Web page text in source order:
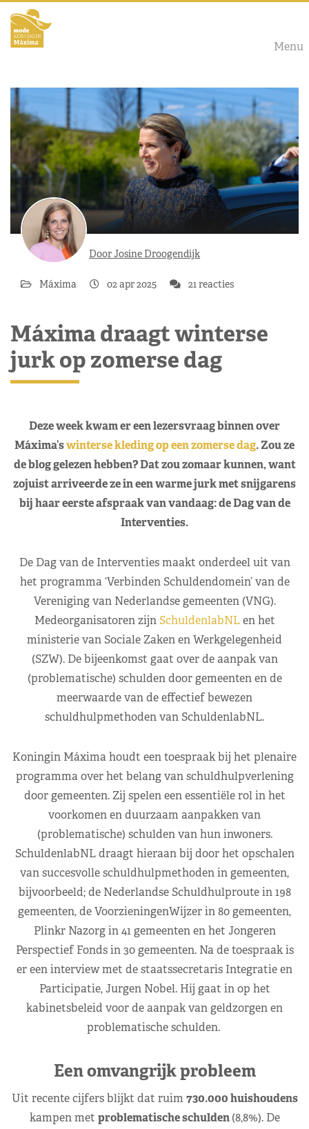
Menu
Door Josine Droogendijk
Máxima 02 apr 2025 21 reacties
Máxima draagt winterse
jurk op zomerse dag
Deze week kwam er een lezersvraag binnen over
Máxima’swinterse kleding op een zomerse dag. Zou ze
de blog gelezen hebben? Dat zou zomaar kunnen, want
zojuist arriveerde ze in een warme jurk met snijgarens
bij haar eerste afspraak van vandaag: de Dag van de
Interventies.
De Dag van de Interventies maakt onderdeel uit van
het programma ‘Verbinden Schuldendomein’ van de
Vereniging van Nederlandse gemeenten (VNG).
Medeorganisatoren zijn SchuldenlabNLen het
ministerie van Sociale Zaken en Werkgelegenheid
(SZW). De bijeenkomst gaat over de aanpak van
(problematische) schulden door gemeenten en de
meerwaarde van de effectief bewezen
schuldhulpmethoden van SchuldenlabNL.
Koningin Máxima houdt een toespraak bij het plenaire
programma over het belang van schuldhulpverlening
door gemeenten. Zij spelen een essentiële rol in het
voorkomen en duurzaam aanpakken van
(problematische) schulden van hun inwoners.
SchuldenlabNL draagt hieraan bij door het opschalen
van succesvolle schuldhulpmethoden in gemeenten,
bijvoorbeeld; de Nederlandse Schuldhulproute in 198
gemeenten, de VoorzieningenWijzer in 80 gemeenten,
Plinkr Nazorg in 41 gemeenten en het Jongeren
Perspectief Fonds in 30 gemeenten. Na de toespraak is
er een interview met de staatssecretaris Integratie en
Participatie, Jurgen Nobel. Hij gaat in op het
kabinetsbeleid voor de aanpak van geldzorgen en
problematische schulden.
Een omvangrijk probleem
Uit recente cijfers blijkt dat ruim730.000 huishoudens
kampen met problematische schulden(8,8%). De